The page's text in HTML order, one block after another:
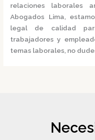
relaciones laborales
Abogados Lima,
legal de calidad
trabajadores y
temas laborales, no